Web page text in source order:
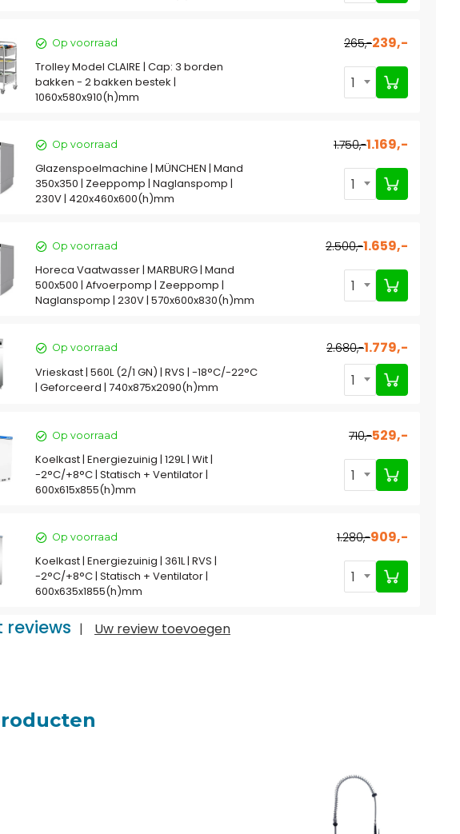
Op voorraad 265,-239,-
Trolley Model CLAIRE | Cap: 3 borden
bakken - 2 bakken bestek |
1060x580x910(h)mm
1
Op voorraad 1.750,-1.169,-
Glazenspoelmachine | MÜNCHEN | Mand
350x350 | Zeeppomp | Naglanspomp |
230V | 420x460x600(h)mm
1
Op voorraad 2.500,-1.659,-
Horeca Vaatwasser | MARBURG | Mand
500x500 | Afvoerpomp | Zeeppomp |
Naglanspomp | 230V | 570x600x830(h)mm
1
Op voorraad 2.680,-1.779,-
Vrieskast | 560L (2/1 GN) | RVS | -18°C/-22°C
| Geforceerd | 740x875x2090(h)mm
1
Op voorraad 710,-529,-
Koelkast | Energiezuinig | 129L | Wit |
-2°C/+8°C | Statisch + Ventilator |
600x615x855(h)mm
1
Op voorraad 1.280,-909,-
Koelkast | Energiezuinig | 361L | RVS |
-2°C/+8°C | Statisch + Ventilator |
600x635x1855(h)mm
1
reviews | Uw review toevoegen